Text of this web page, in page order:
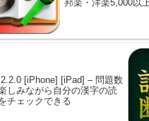
邦楽・洋楽5,000以
[iPhone] [iPad] – 問題数
しみながら自分の漢字の読
チェックできる